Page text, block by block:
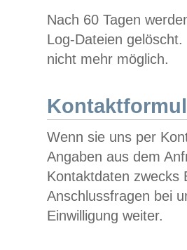
Nach 60 Tagen
Log-Dateien
nicht mehr möglich.
Wenn sie uns per
Angaben aus dem
Kontaktdaten zwecks
Anschlussfragen bei
Einwilligung weiter.